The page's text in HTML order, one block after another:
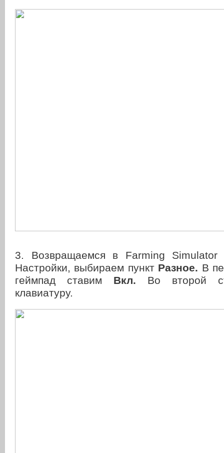
3. Возвращаемся в Farming
Настройки, выбираем пункт Разное. В
геймпад ставим Вкл. Во второй
клавиатуру.